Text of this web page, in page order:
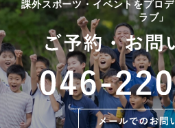
課外スポーツ・イベントをプロ
ラブ」